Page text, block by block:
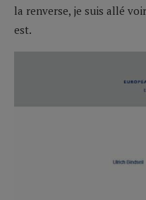
la renverse, je suis allé
est.